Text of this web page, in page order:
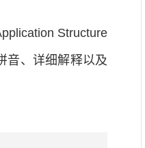
Structure
音、详细解释以及